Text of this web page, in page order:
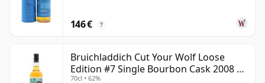
146 € ?
Bruichladdich Cut Your Wolf Loose
Edition #7 Single Bourbon Cask 2008 14
70cl • 62%